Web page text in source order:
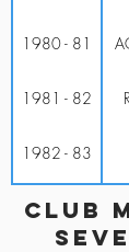
1980 - 81
1981 - 82
1982 - 83
1983 - 84
Club